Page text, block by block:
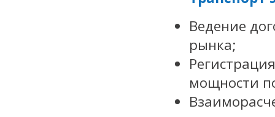
Ведение
рынка;
мощности